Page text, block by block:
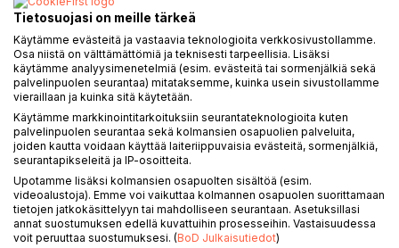
– Kuulkaapas Särmäletto, nämä teidän tekemänne
halkomotit eivät kelpaa. Ne ovat vaillinaisia ja niin harvoja,
että voisin heittää karvahatun niistä läpi, työnjohtaja
meuhkasi. – Perkeleen ukko, kyllä ne saavat kelvata. Heitä
vaan karvareuhkasi halkojen väliin, niinhän tuo on paskanen,
hikinen ja täiden syömä.
Unton hengenlähtö oli lähellä, kun hän tuli illalla kotiin
paikallisesta kapakasta. Hänellä ei ollut rahaa maksaa
taksikyytiä. – Maksa matkasi, kuljettaja vaati. – Ei minulla ole
rahaa, Unto sopersi. Anna sinä rahat tuolle, Unto ärisi. Voitto
maksoi taksin kesätyöpaikan palkastaan. Tilanne korpesi
Voittoa niin, että hän meni halkovajaan ja otti sieltä kirveen
Tietosuojasi on meille tärkeä
Käytämme evästeitä ja vastaavia teknologioita verkkosivustollamme.
Osa niistä on välttämättömiä ja teknisesti tarpeellisia. Lisäksi
käytämme analyysimenetelmiä (esim. evästeitä tai sormenjälkiä sekä
palvelinpuolen seurantaa) mitataksemme, kuinka usein sivustollamme
vieraillaan ja kuinka sitä käytetään.
Käytämme markkinointitarkoituksiin seurantateknologioita kuten
palvelinpuolen seurantaa sekä kolmansien osapuolien palveluita,
joiden kautta voidaan käyttää laiteriippuvaisia evästeitä, sormenjälkiä,
seurantapikseleitä ja IP-osoitteita.
Upotamme lisäksi kolmansien osapuolten sisältöä (esim.
videoalustoja). Emme voi vaikuttaa kolmannen osapuolen suorittamaan
tietojen jatkokäsittelyyn tai mahdolliseen seurantaan. Asetuksillasi
annat suostumuksen edellä kuvattuihin prosesseihin. Vastaisuudessa
voit peruuttaa suostumuksesi. (BoD Julkaisutiedot)